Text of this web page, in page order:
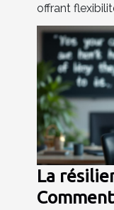
offrant
La